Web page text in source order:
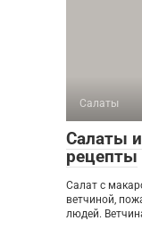
Салаты
Салаты
рецепты
Салат с
ветчиной,
людей.